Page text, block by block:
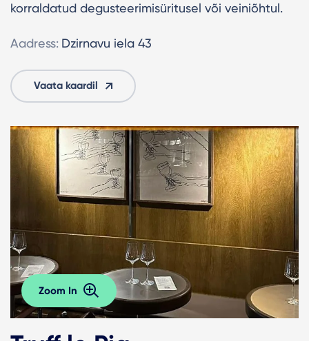
korraldatud degusteerimisüritusel või veiniõhtul.
Aadress: Dzirnavu iela 43
Vaata kaardil
Zoom In